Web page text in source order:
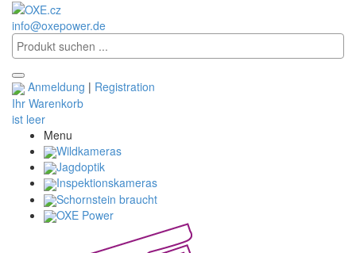
info@oxepower.de
Anmeldung | Registration
Ihr Warenkorb
ist leer
Menu
Wildkameras
Jagdoptik
Inspektionskameras
Schornstein braucht
OXE Power